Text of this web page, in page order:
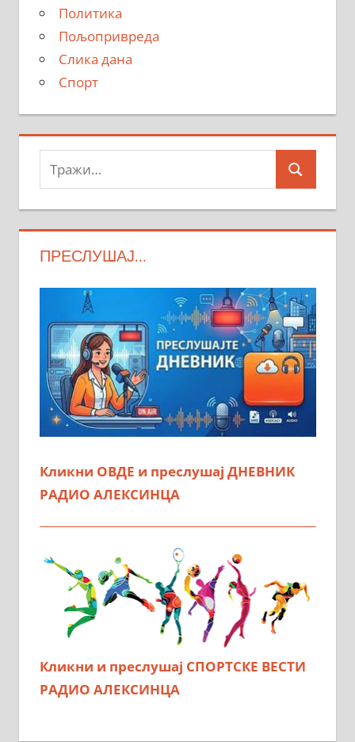
Политика
Пољопривреда
Слика дана
Спорт
Тражи:
Search
ПРЕСЛУШАЈ…
Кликни ОВДЕ и преслушај ДНЕВНИК
РАДИО АЛЕКСИНЦА
Кликни и преслушај СПОРТСКЕ ВЕСТИ
РАДИО АЛЕКСИНЦА